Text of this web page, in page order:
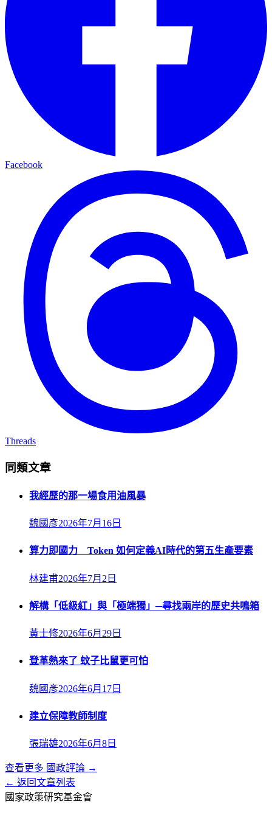
Facebook
Threads
同類文章
我經歷的那一場食用油風暴
魏國彥2026年7月16日
算力即國力 Token 如何定義AI時代的第五生產要素
林建甫2026年7月2日
解構「低級紅」與「極端獨」─尋找兩岸的歷史共鳴箱
黃士修2026年6月29日
登革熱來了 蚊子比鼠更可怕
魏國彥2026年6月17日
建立保障教師制度
張瑞雄2026年6月8日
查看更多 國政評論 →
← 返回文章列表
國家政策研究基金會